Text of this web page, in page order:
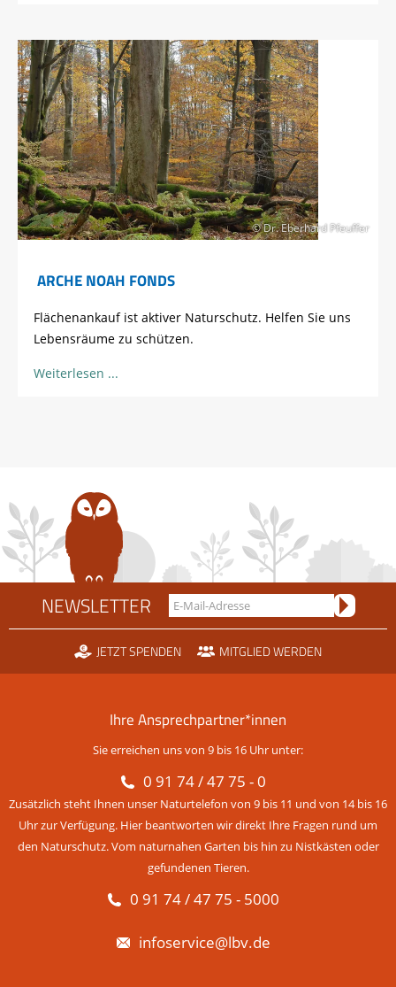
© Dr. Eberhard Pfeuffer
ARCHE NOAH FONDS
Flächenankauf ist aktiver Naturschutz. Helfen Sie uns
Lebensräume zu schützen.
Weiterlesen
NEWSLETTER
JETZT SPENDEN MITGLIED WERDEN
Ihre Ansprechpartner*innen
Sie erreichen uns von 9 bis 16 Uhr unter:
0 91 74 / 47 75 - 0
Zusätzlich steht Ihnen unser Naturtelefon von 9 bis 11 und von 14 bis 16
Uhr zur Verfügung. Hier beantworten wir direkt Ihre Fragen rund um
den Naturschutz. Vom naturnahen Garten bis hin zu Nistkästen oder
gefundenen Tieren.
0 91 74 / 47 75 - 5000
infoservice@lbv.de